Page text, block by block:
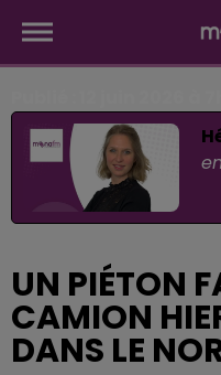
UN PIÉTON
CAMION
DANS LE